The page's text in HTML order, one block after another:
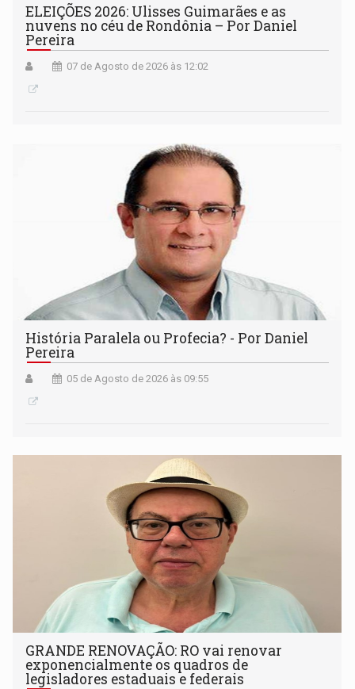
ELEIÇÕES 2026: Ulisses Guimarães e as
nuvens no céu de Rondônia – Por Daniel
Pereira
07 de Agosto de 2026 às 12:02
História Paralela ou Profecia? - Por Daniel
Pereira
05 de Agosto de 2026 às 09:55
GRANDE RENOVAÇÃO: RO vai renovar
exponencialmente os quadros de
legisladores estaduais e federais